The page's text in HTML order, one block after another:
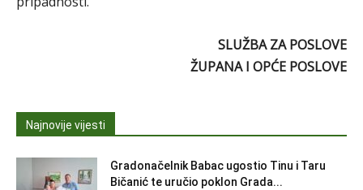
SLUŽBA ZA POSLOVE
ŽUPANA I OPĆE POSLOVE
Najnovije vijesti
Gradonačelnik Babac ugostio Tinu i Taru
Bičanić te uručio poklon Grada...